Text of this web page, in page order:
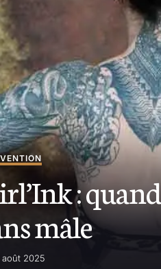
:
mâle
août 2025